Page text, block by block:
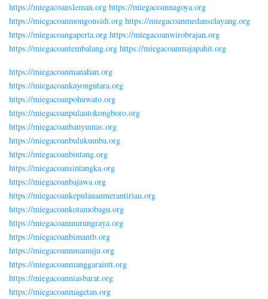
https://miegacoansleman.org https://miegacoannagoya.org
https://miegacoanmongonsidi.org https://miegacoanmedanselayang.org
https://miegacoangaperta.org https://miegacoanwirobrajan.org
https://miegacoantembalang.org https://miegacoanmajapahit.org
https://miegacoanmanahan.org
https://miegacoankayongutara.org
https://miegacoanpohuwato.org
https://miegacoanpulautokongboro.org
https://miegacoanbanyumas.org
https://miegacoanbulukumba.org
https://miegacoanbintang.org
https://miegacoansintangka.org
https://miegacoanbajawa.org
https://miegacoankepulauanmerantiriau.org
https://miegacoankotamobagu.org
https://miegacoanmurungraya.org
https://miegacoanbimantb.org
https://miegacoannmamuju.org
https://miegacoanmanggaraintt.org
https://miegacoanniasbarat.org
https://miegacoanmagetan.org